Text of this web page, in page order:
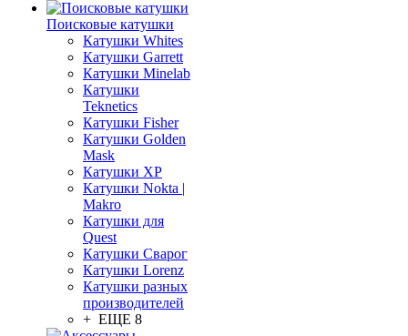
Поисковые катушки
Катушки Whites
Катушки Garrett
Катушки Minelab
Катушки
Teknetics
Катушки Fisher
Катушки Golden
Mask
Катушки XP
Катушки Nokta |
Makro
Катушки для
Quest
Катушки Сварог
Катушки Lorenz
Катушки разных
производителей
+ ЕЩЕ 8